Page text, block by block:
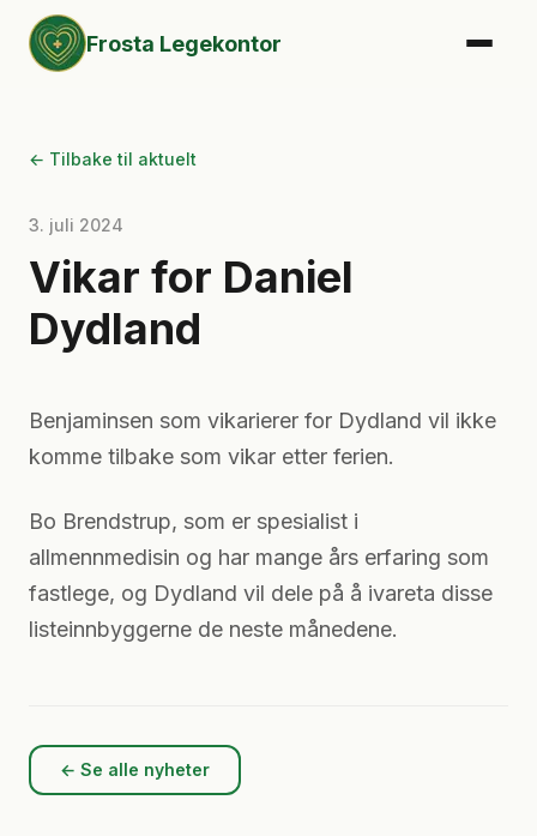
Frosta Legekontor
← Tilbake til aktuelt
3. juli 2024
Vikar for Daniel
Dydland
Benjaminsen som vikarierer for Dydland vil ikke
komme tilbake som vikar etter ferien.
Bo Brendstrup, som er spesialist i
allmennmedisin og har mange års erfaring som
fastlege, og Dydland vil dele på å ivareta disse
listeinnbyggerne de neste månedene.
← Se alle nyheter